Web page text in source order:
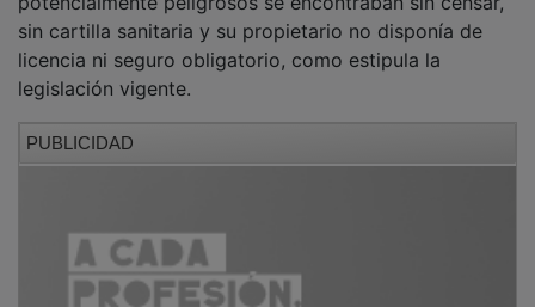
sin cartilla sanitaria y su propietario no disponía de
licencia ni seguro obligatorio, como estipula la
legislación vigente.